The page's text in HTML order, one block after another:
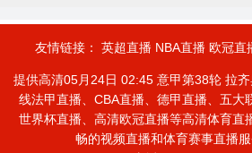
友情链接： 英超直播 NBA直播 欧冠直
提供高清05月24日 02:45 意甲第38轮 拉
线法甲直播、CBA直播、德甲直播、五大
世界杯直播、高清欧冠直播等高清体育直
畅的视频直播和体育赛事直播服